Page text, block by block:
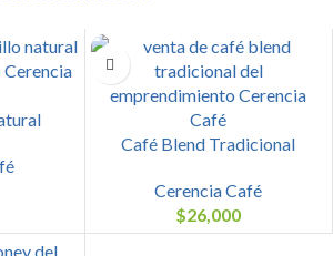
Café Blend Tradicional
Cerencia Café
$26,000